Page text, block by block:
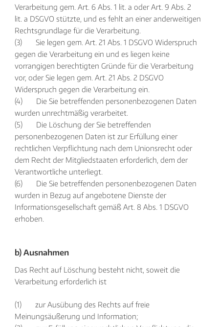
Verarbeitung gem. Art. 6 Abs. 1 lit. a oder Art. 9 Abs. 2
lit. a DSGVO stützte, und es fehlt an einer anderweitigen
Rechtsgrundlage für die Verarbeitung.
(3) Sie legen gem. Art. 21 Abs. 1 DSGVO Widerspruch
gegen die Verarbeitung ein und es liegen keine
vorrangigen berechtigten Gründe für die Verarbeitung
vor, oder Sie legen gem. Art. 21 Abs. 2 DSGVO
Widerspruch gegen die Verarbeitung ein.
(4) Die Sie betreffenden personenbezogenen Daten
wurden unrechtmäßig verarbeitet.
(5) Die Löschung der Sie betreffenden
personenbezogenen Daten ist zur Erfüllung einer
rechtlichen Verpflichtung nach dem Unionsrecht oder
dem Recht der Mitgliedstaaten erforderlich, dem der
Verantwortliche unterliegt.
(6) Die Sie betreffenden personenbezogenen Daten
wurden in Bezug auf angebotene Dienste der
Informationsgesellschaft gemäß Art. 8 Abs. 1 DSGVO
erhoben.
b) Ausnahmen
Das Recht auf Löschung besteht nicht, soweit die
Verarbeitung erforderlich ist
(1) zur Ausübung des Rechts auf freie
Meinungsäußerung und Information;